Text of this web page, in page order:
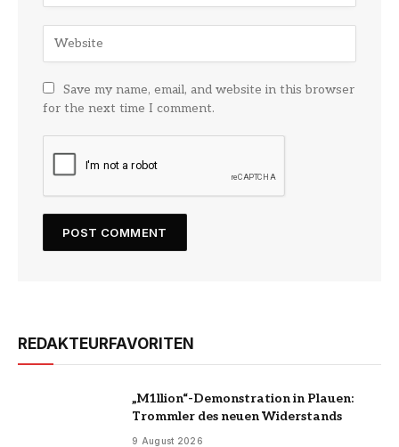
Save my name, email, and website in this browser
for the next time I comment.
REDAKTEURFAVORITEN
„M1llion“-Demonstration in Plauen:
Trommler des neuen Widerstands
9 August 2026